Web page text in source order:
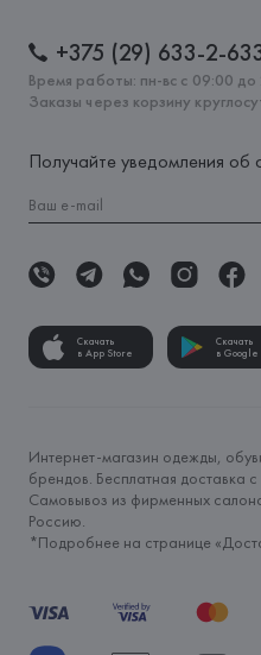
+375 (29) 633-2-
Время работы: пн-вс с 09:00 до
Заказы через корзину
Получайте уведомления об
Скачать
в App Store
Скачать
в Google
Интернет-магазин одежды,
брендов. Бесплатная доставка
Самовывоз из фирменных
Россию.
*Подробнее на странице «